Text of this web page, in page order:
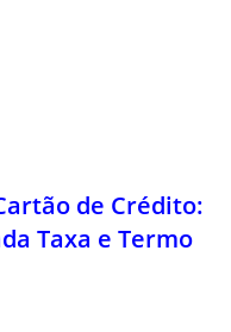
de Crédito:
Taxa e Termo